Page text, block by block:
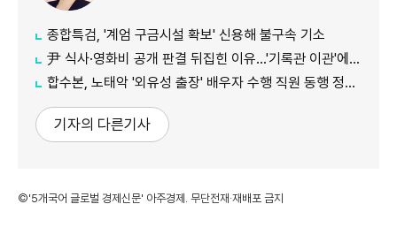
종합특검, '계엄 구금시설 확보' 신용해 불구속 기소
尹 식사·영화비 공개 판결 뒤집힌 이유…'기록관 이관'에 소송 실익 쟁점
합수본, 노태악 '외유성 출장' 배우자 수행 직원 동행 정황 포착
기자의 다른기사
©'5개국어 글로벌 경제신문' 아주경제. 무단전재·재배포 금지